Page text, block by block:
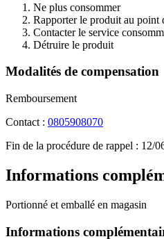
Ne plus consommer
Rapporter le produit au point
Contacter le service
Détruire le produit
Modalités de compensation
Remboursement
Contact : 0805908070
Fin de la procédure de rappel : 12/
Informations
Portionné et emballé en magasin
Informations